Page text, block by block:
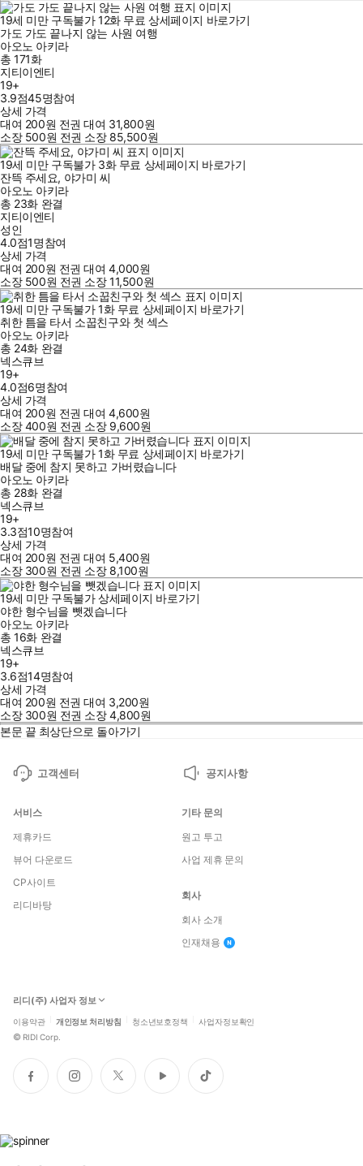
19세 미만 구독불가 12화 무료 상세페이지 바로가기
가도 가도 끝나지 않는 사원 여행
아오노 아키라
총 171화
지티이엔티
19+
3.9점45명참여
상세 가격
대여 200원 전권 대여 31,800원
소장 500원 전권 소장 85,500원
19세 미만 구독불가 3화 무료 상세페이지 바로가기
잔뜩 주세요, 야가미 씨
아오노 아키라
총 23화 완결
지티이엔티
성인
4.0점1명참여
상세 가격
대여 200원 전권 대여4,000원
소장 500원 전권 소장11,500원
19세 미만 구독불가 1화 무료 상세페이지 바로가기
취한 틈을 타서 소꿉친구와 첫 섹스
아오노 아키라
총 24화 완결
넥스큐브
19+
4.0점6명참여
상세 가격
대여 200원 전권 대여4,600원
소장400원 전권 소장 9,600원
19세 미만 구독불가 1화 무료 상세페이지 바로가기
배달 중에 참지 못하고 가버렸습니다
아오노 아키라
총 28화 완결
넥스큐브
19+
3.3점10명참여
상세 가격
대여 200원 전권 대여 5,400원
소장 300원 전권 소장 8,100원
19세 미만 구독불가 상세페이지 바로가기
야한 형수님을 뺏겠습니다
아오노 아키라
총 16화 완결
넥스큐브
19+
3.6점14명참여
상세 가격
대여 200원 전권 대여 3,200원
소장 300원 전권 소장4,800원
본문 끝 최상단으로 돌아가기
고객센터 공지사항
서비스
제휴카드
뷰어 다운로드
CP사이트
리디바탕
기타 문의
원고 투고
사업 제휴 문의
회사
회사 소개
인재채용
리디(주) 사업자 정보
이용약관 개인정보 처리방침 청소년보호정책 사업자정보확인
© RIDI Corp.
페
이
인
스
트
위
유
튜
틱
톡